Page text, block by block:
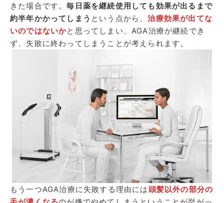
きた場合です。毎日薬を継続使用しても効果が出るまで
約半年かかってしまう という点から、治療効果が出てな
いのではないかと思ってしまい、AGA治療が継続でき
ず、失敗に終わってしまうことが考えられます。
もう一つAGA治療に失敗する理由には頭髪以外の部分の